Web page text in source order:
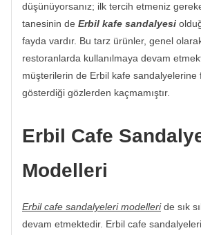
düşünüyorsanız; ilk tercih etmeniz
tanesinin de Erbil kafe sandalyesi
fayda vardır. Bu tarz ürünler, genel
restoranlarda kullanılmaya devam
müşterilerin de Erbil kafe sandalyelerine
gösterdiği gözlerden kaçmamıştır.
Erbil Cafe
Modelleri
Erbil cafe sandalyeleri modelleride sık
devam etmektedir. Erbil cafe